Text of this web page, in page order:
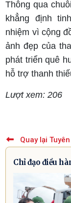
Thông qua
khẳng định
nhiệm vì cộng
ảnh đẹp của
phát triển quê
hỗ trợ thanh
Lượt xem: 206
Quay lại
Chỉ đạo điều